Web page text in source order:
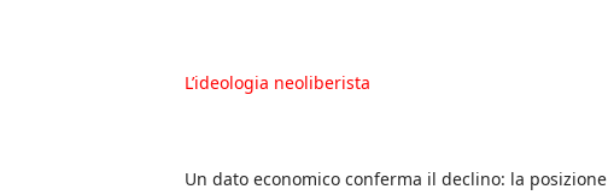
L’ideologia neoliberista
Un dato economico conferma il declino: la posizione